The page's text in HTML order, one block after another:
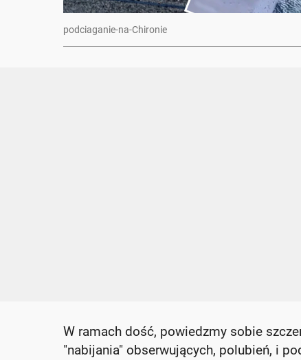
podciaganie-na-Chironie
W ramach dość, powiedzmy sobie
"nabijania" obserwujących, polubień, i